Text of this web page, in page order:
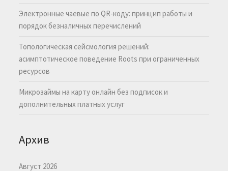
Электронные чаевые по QR-коду: принцип работы и
порядок безналичных перечислений
Топологическая сейсмология решений:
асимптотическое поведение Roots при ограниченных
ресурсов
Микрозаймы на карту онлайн без подписок и
дополнительных платных услуг
Архив
Август 2026